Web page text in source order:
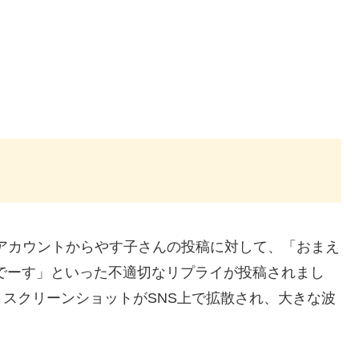
ウントからやす子さんの投稿に対して、「おまえ
す」といった不適切なリプライが投稿されまし
クリーンショットがSNS上で拡散され、大きな波